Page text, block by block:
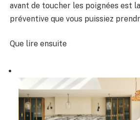
avant de toucher les poignées est
préventive que vous puissiez
Que lire ensuite